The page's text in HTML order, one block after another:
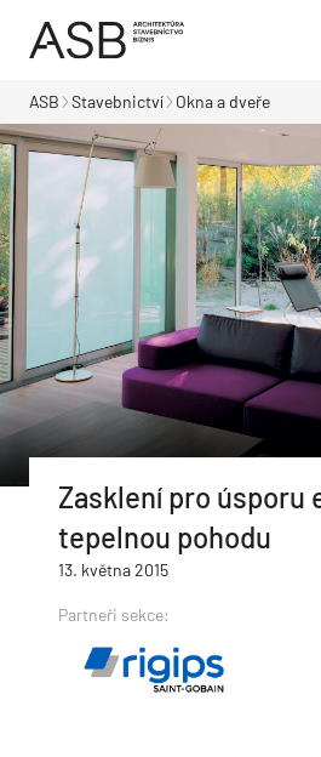
ASB Stavebnictví Okna a dveře
Zasklení pro úsporu
tepelnou pohodu
13. května 2015
Partneři sekce: